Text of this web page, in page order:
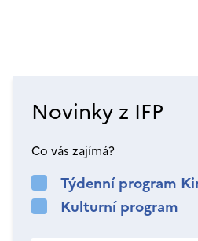
Novinky z IFP
Co vás zajímá?
Týdenní program
Kulturní program